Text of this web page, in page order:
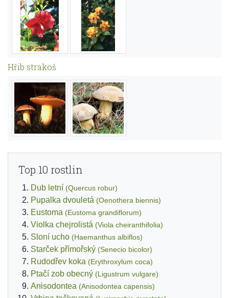
Hřib strakoš
Top 10 rostlin
Dub letní (Quercus robur)
Pupalka dvouletá (Oenothera biennis)
Eustoma (Eustoma grandiflorum)
Violka chejrolistá (Viola cheiranthifolia)
Sloní ucho (Haemanthus albiflos)
Starček přímořský (Senecio bicolor)
Rudodřev koka (Erythroxylum coca)
Ptačí zob obecný (Ligustrum vulgare)
Anisodontea (Anisodontea capensis)